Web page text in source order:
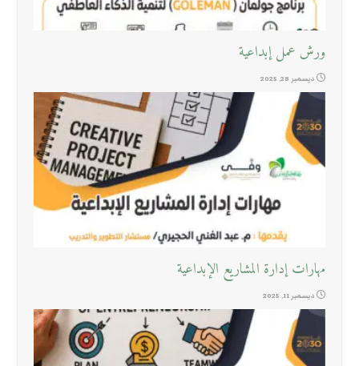
ورش عمل إبداعية
ديسمبر 28, 2025
مهارات إدارة المشاريع الإبداعية
ديسمبر 11, 2025